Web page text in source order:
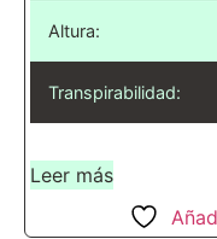
Altura:
Transpirabilidad:
Leer más